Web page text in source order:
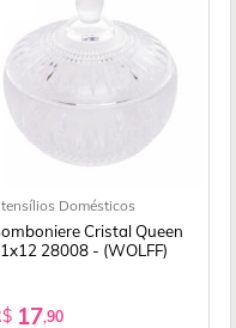
Domésticos
Cristal Queen
28008 - (WOLFF)
17,90